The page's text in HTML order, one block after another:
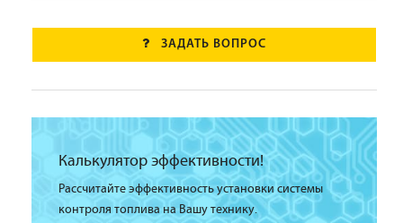
ЗАДАТЬ ВОПРОС
Калькулятор эффективности!
Рассчитайте эффективность установки системы
контроля топлива на Вашу технику.